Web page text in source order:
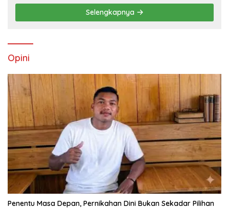
Selengkapnya
Opini
Penentu Masa Depan, Pernikahan Dini Bukan Sekadar Pilihan